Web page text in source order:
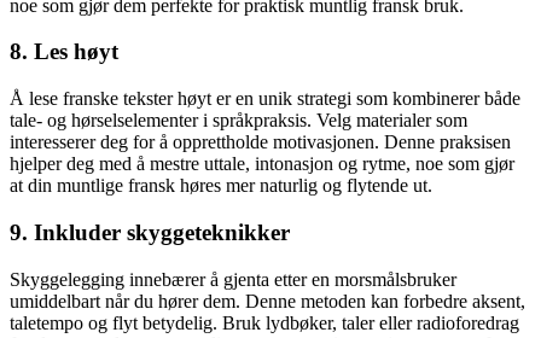
noe som gjør dem perfekte for praktisk muntlig fransk bruk.
8. Les høyt
Å lese franske tekster høyt er en unik strategi som kombinerer både
tale- og hørselselementer i språkpraksis. Velg materialer som
interesserer deg for å opprettholde motivasjonen. Denne praksisen
hjelper deg med å mestre uttale, intonasjon og rytme, noe som gjør
at din muntlige fransk høres mer naturlig og flytende ut.
9. Inkluder skyggeteknikker
Skyggelegging innebærer å gjenta etter en morsmålsbruker
umiddelbart når du hører dem. Denne metoden kan forbedre aksent,
taletempo og flyt betydelig. Bruk lydbøker, taler eller radioforedrag